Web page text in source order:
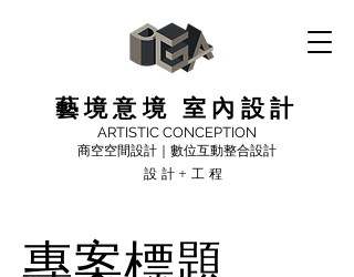
藝境意境 室內設計
ARTISTIC CONCEPTION
商空空間設計｜數位互動整合設計
設計+工程
專案標題